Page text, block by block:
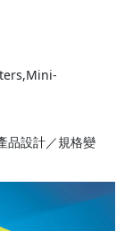
品設計／規格變